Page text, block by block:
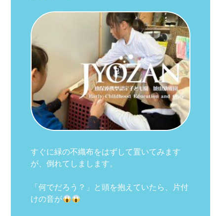
すぐに緑の不織布をはずして置いてみます
が、倒れてしまします。
「何でだろう？」と頭を抱えていたら、片付
けの音が